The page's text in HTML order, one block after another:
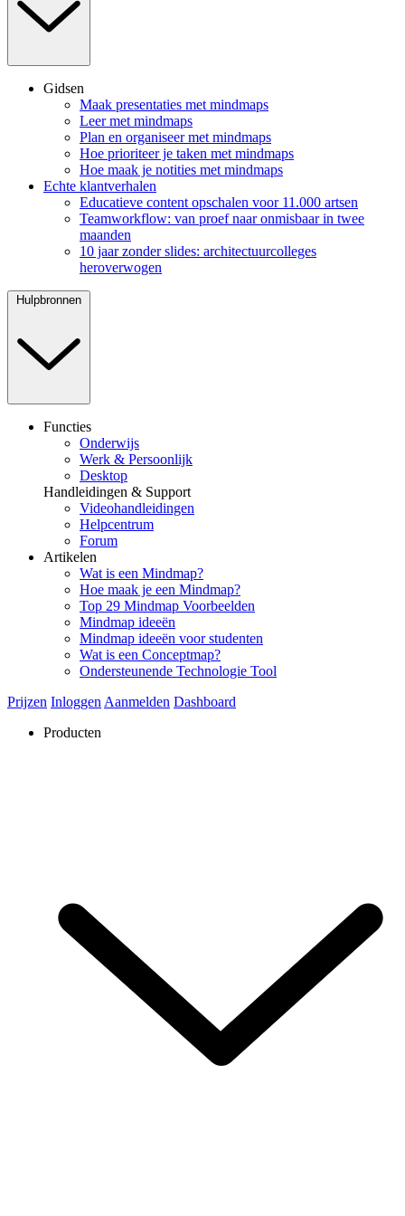
Gidsen
Maak presentaties met mindmaps
Leer met mindmaps
Plan en organiseer met mindmaps
Hoe prioriteer je taken met mindmaps
Hoe maak je notities met mindmaps
Echte klantverhalen
Educatieve content opschalen voor 11.000 artsen
Teamworkflow: van proef naar onmisbaar in twee
maanden
10 jaar zonder slides: architectuurcolleges
heroverwogen
Hulpbronnen
Functies
Onderwijs
Werk & Persoonlijk
Desktop
Handleidingen & Support
Videohandleidingen
Helpcentrum
Forum
Artikelen
Wat is een Mindmap?
Hoe maak je een Mindmap?
Top 29 Mindmap Voorbeelden
Mindmap ideeën
Mindmap ideeën voor studenten
Wat is een Conceptmap?
Ondersteunende Technologie Tool
Prijzen Inloggen Aanmelden Dashboard
Producten